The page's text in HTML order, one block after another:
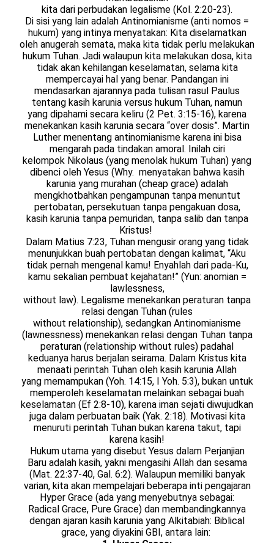
kita dari perbudakan legalisme (Kol. 2:20-23).
Di sisi yang lain adalah Antinomianisme (anti nomos =
hukum) yang intinya menyatakan: Kita diselamatkan
oleh anugerah semata, maka kita tidak perlu melakukan
hukum Tuhan. Jadi walaupun kita melakukan dosa, kita
tidak akan kehilangan keselamatan, selama kita
mempercayai hal yang benar. Pandangan ini
mendasarkan ajarannya pada tulisan rasul Paulus
tentang kasih karunia versus hukum Tuhan, namun
yang dipahami secara keliru (2 Pet. 3:15-16), karena
menekankan kasih karunia secara “over dosis”. Martin
Luther menentang antinomianisme karena ini bisa
mengarah pada tindakan amoral. Inilah ciri
kelompok Nikolaus (yang menolak hukum Tuhan) yang
dibenci oleh Yesus (Why. menyatakan bahwa kasih
karunia yang murahan (cheap grace) adalah
mengkhotbahkan pengampunan tanpa menuntut
pertobatan, persekutuan tanpa pengakuan dosa,
kasih karunia tanpa pemuridan, tanpa salib dan tanpa
Kristus!
Dalam Matius 7:23, Tuhan mengusir orang yang tidak
menunjukkan buah pertobatan dengan kalimat, “Aku
tidak pernah mengenal kamu! Enyahlah dari pada-Ku,
kamu sekalian pembuat kejahatan!” (Yun: anomian =
lawlessness,
without law). Legalisme menekankan peraturan tanpa
relasi dengan Tuhan (rules
without relationship), sedangkan Antinomianisme
(lawnessness) menekankan relasi dengan Tuhan tanpa
peraturan (relationship without rules) padahal
keduanya harus berjalan seirama. Dalam Kristus kita
menaati perintah Tuhan oleh kasih karunia Allah
yang memampukan (Yoh. 14:15, I Yoh. 5:3), bukan untuk
memperoleh keselamatan melainkan sebagai buah
keselamatan (Ef 2:8-10), karena iman sejati diwujudkan
juga dalam perbuatan baik (Yak. 2:18). Motivasi kita
menuruti perintah Tuhan bukan karena takut, tapi
karena kasih!
Hukum utama yang disebut Yesus dalam Perjanjian
Baru adalah kasih, yakni mengasihi Allah dan sesama
(Mat. 22:37-40, Gal. 6:2). Walaupun memiliki banyak
varian, kita akan mempelajari beberapa inti pengajaran
Hyper Grace (ada yang menyebutnya sebagai:
Radical Grace, Pure Grace) dan membandingkannya
dengan ajaran kasih karunia yang Alkitabiah: Biblical
grace, yang diyakini GBI, antara lain: